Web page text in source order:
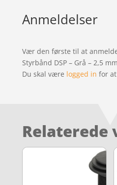
Anmeldelser
Vær den første til at
Styrbånd DSP – Grå – 2,5
Du skal være logged in for
Relaterede